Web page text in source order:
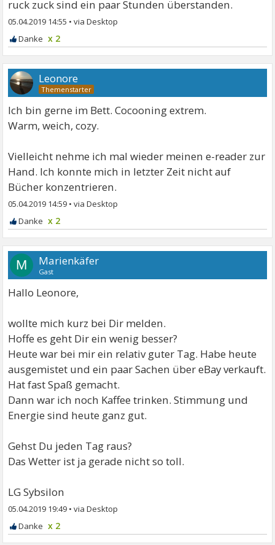
ruck zuck sind ein paar Stunden überstanden.
05.04.2019 14:55 •
x 2
Leonore
Ich bin gerne im Bett. Cocooning extrem.
Warm, weich, cozy.
Vielleicht nehme ich mal wieder meinen e-reader zur
Hand. Ich konnte mich in letzter Zeit nicht auf
Bücher konzentrieren.
05.04.2019 14:59 •
x 2
M Marienkäfer
Gast
Hallo Leonore,
wollte mich kurz bei Dir melden.
Hoffe es geht Dir ein wenig besser?
Heute war bei mir ein relativ guter Tag. Habe heute
ausgemistet und ein paar Sachen über eBay verkauft.
Hat fast Spaß gemacht.
Dann war ich noch Kaffee trinken. Stimmung und
Energie sind heute ganz gut.
Gehst Du jeden Tag raus?
Das Wetter ist ja gerade nicht so toll.
LG Sybsilon
05.04.2019 19:49 •
x 2